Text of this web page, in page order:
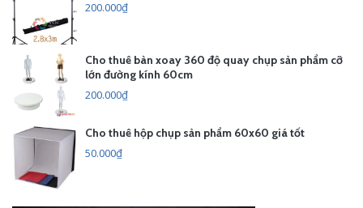
200.000₫
Cho thuê bàn xoay 360 độ quay chụp sản phẩm cỡ
lớn đường kính 60cm
200.000₫
Cho thuê hộp chụp sản phẩm 60x60 giá tốt
50.000₫